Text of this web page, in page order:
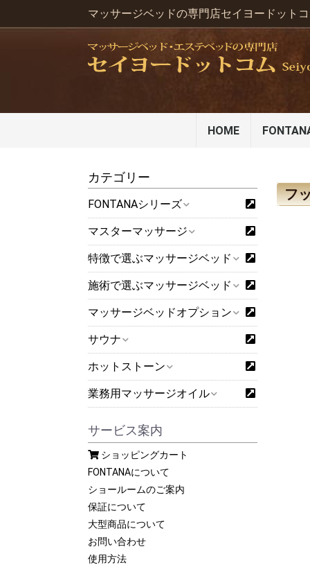
マッサージベッドの専門店セイヨードット
HOME
カテゴリー
FONTANAシリーズ
マスターマッサージ
特徴で選ぶマッサージベッド
施術で選ぶマッサージベッド
マッサージベッドオプション
サウナ
ホットストーン
業務用マッサージオイル
サービス案内
ショッピングカート
FONTANAについて
ショールームのご案内
保証について
大型商品について
お問い合わせ
使用方法
フ